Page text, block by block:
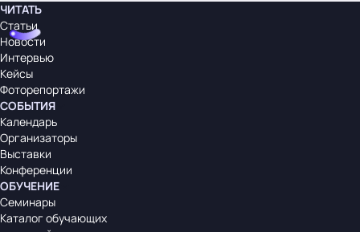
ЧИТАТЬ
Статьи
Новости
Интервью
Кейсы
Фоторепортажи
СОБЫТИЯ
Календарь
Организаторы
Выставки
Конференции
ОБУЧЕНИЕ
Семинары
Каталог обучающих